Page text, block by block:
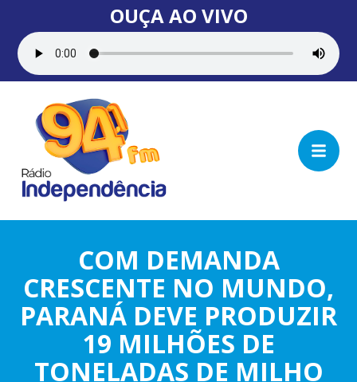
OUÇA AO VIVO
COM DEMANDA
CRESCENTE NO MUNDO,
PARANÁ DEVE PRODUZIR
19 MILHÕES DE
TONELADAS DE MILHO